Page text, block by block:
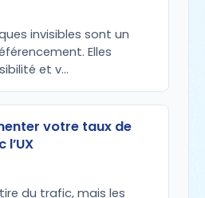
invisibles sont un
Elles
et v…
votre taux de
du trafic, mais les